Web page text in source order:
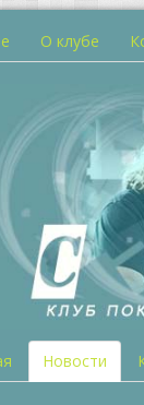
О клубе
Новости